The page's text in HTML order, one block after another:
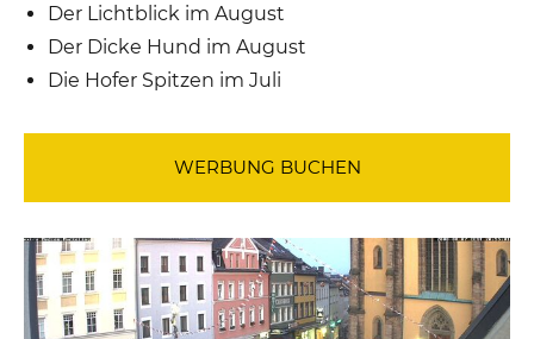
Der Lichtblick im August
Der Dicke Hund im August
Die Hofer Spitzen im Juli
WERBUNG BUCHEN